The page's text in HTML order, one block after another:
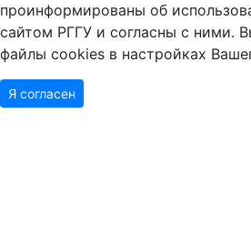
проинформированы об
сайтом РГГУ и согласны с ними.
файлы cookies в настройках
Я согласен